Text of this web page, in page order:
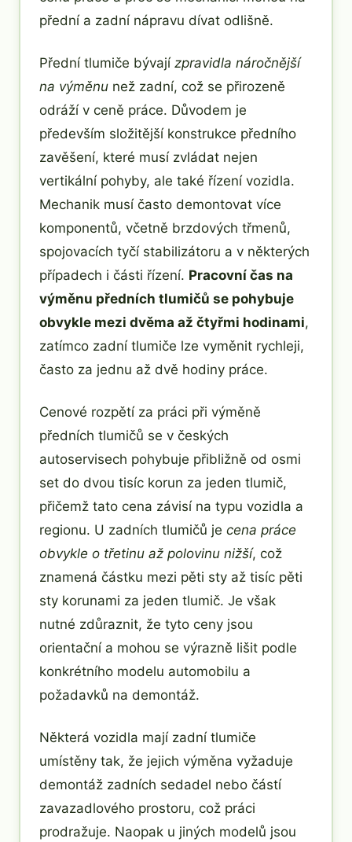
přední a zadní nápravu dívat odlišně.
Přední tlumiče bývají zpravidla náročnější
na výměnu než zadní, což se přirozeně
odráží v ceně práce. Důvodem je
především složitější konstrukce předního
zavěšení, které musí zvládat nejen
vertikální pohyby, ale také řízení vozidla.
Mechanik musí často demontovat více
komponentů, včetně brzdových třmenů,
spojovacích tyčí stabilizátoru a v některých
případech i části řízení. Pracovní čas na
výměnu předních tlumičů se pohybuje
obvykle mezi dvěma až čtyřmi hodinami,
zatímco zadní tlumiče lze vyměnit rychleji,
často za jednu až dvě hodiny práce.
Cenové rozpětí za práci při výměně
předních tlumičů se v českých
autoservisech pohybuje přibližně od osmi
set do dvou tisíc korun za jeden tlumič,
přičemž tato cena závisí na typu vozidla a
regionu. U zadních tlumičů je cena práce
obvykle o třetinu až polovinu nižší, což
znamená částku mezi pěti sty až tisíc pěti
sty korunami za jeden tlumič. Je však
nutné zdůraznit, že tyto ceny jsou
orientační a mohou se výrazně lišit podle
konkrétního modelu automobilu a
požadavků na demontáž.
Některá vozidla mají zadní tlumiče
umístěny tak, že jejich výměna vyžaduje
demontáž zadních sedadel nebo částí
zavazadlového prostoru, což práci
prodražuje. Naopak u jiných modelů jsou